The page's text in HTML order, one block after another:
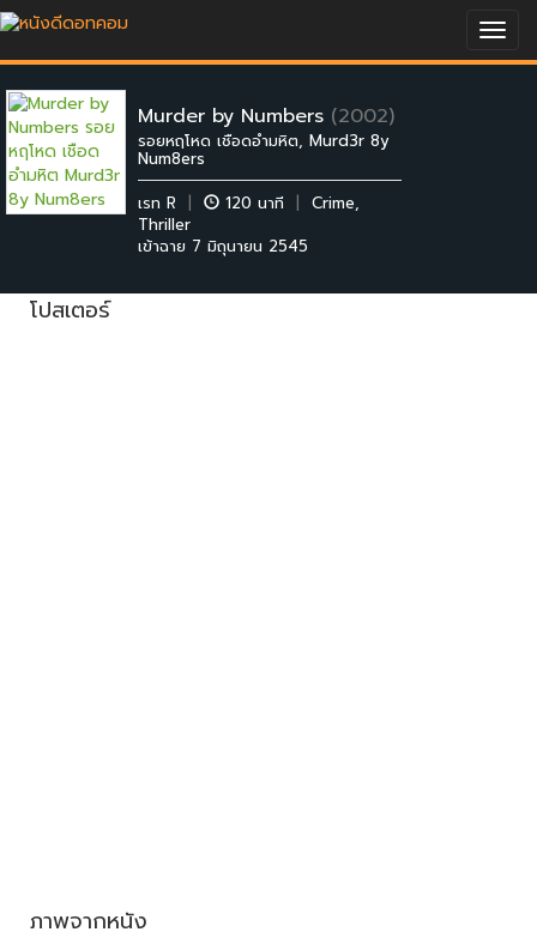
Murder by Numbers (2002)
รอยหฤโหด เชือดอำมหิต, Murd3r 8y
Num8ers
เรท R
| 120 นาที | Crime,
Thriller
เข้าฉาย 7 มิถุนายน 2545
โปสเตอร์
ภาพจากหนัง